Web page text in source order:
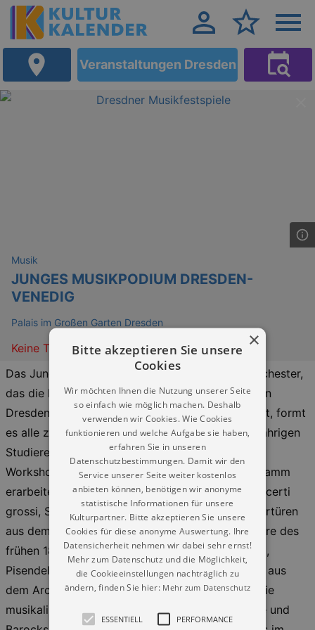
Veranstaltungen Dresden
Musik
JUNGES MUSIKPODIUM DRESDEN-
VENEDIG
Palais im Großen Garten Dresden
Keine Termine
Das Junge Musikpodium ist ein europäisches Orchester,
das die historischen Musikverbindungen zwischen
Dresden und Venedig neu belebt. 1999 gegründet, formt
es alle zwei Jahre ein Ensemble aus 15- bis 22-jährigen
Studierenden, die in einem einwöchigen Barock-
Workshop in Italien gemeinsam ein Konzertprogramm
erarbeiten. Das aktuelle Projekt widmet sich Concerti
grossi, Solokonzerten, Sinfonien, Arien und Ouvertüren
aus dem venezianischen und deutschen Repertoire des
frühen 18. Jahrhunderts – mit Werken von Vivaldi,
Pisendel, Fasch, Händel und Quantz, vorwiegend aus
dem Archiv der Sächsischen Landesbibliothek. Die
musikalische Leitung hat der junge Violinvirtuose und
×
Bitte akzeptieren Sie unsere
Cookies
Wir möchten Ihnen die Nutzung unserer Seite
so einfach wie möglich machen. Deshalb
verwenden wir Cookies. Wie Cookies
funktionieren und welche Aufgabe sie haben,
erfahren Sie in unseren
Datenschutzbestimmungen. Damit wir den
Service unserer Seite weiter kostenlos
anbieten können, benötigen wir anonyme
statistische Informationen für unsere
Kulturpartner. Bitte akzeptieren Sie unsere
Cookies für diese anonyme Auswertung. Ihre
Datensicherheit nehmen wir dabei sehr ernst!
Mehr zum Datenschutz und die Möglichkeit,
die Cookieeinstellungen nachträglich zu
ändern, finden Sie hier: Mehr zum Datenschutz
ESSENTIELL PERFORMANCE